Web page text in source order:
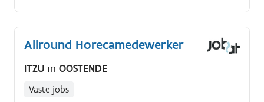
Allround Horecamedewerker
ITZU in OOSTENDE
Vaste jobs